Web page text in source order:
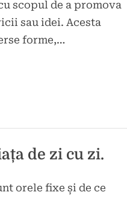
scopul de a promova
sau idei. Acesta
forme,…
de zi cu zi.
orele fixe și de ce